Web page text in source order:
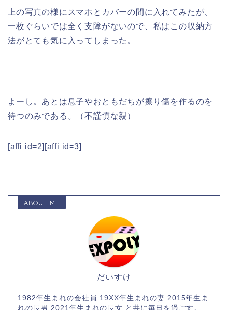
上の写真の様にスマホとカバーの間に入れてみたが、
一枚ぐらいでは全く支障がないので、私はこの収納方
法がとても気に入ってしまった。
よーし。あとは息子やおともだちが擦り傷を作るのを
待つのみである。（不謹慎な親）
[affi id=2][affi id=3]
ABOUT ME
だいすけ
1982年生まれの会社員 19XX年生まれの妻 2015年生ま
れの長男 2021年生まれの長女 と共に毎日を過ごす。